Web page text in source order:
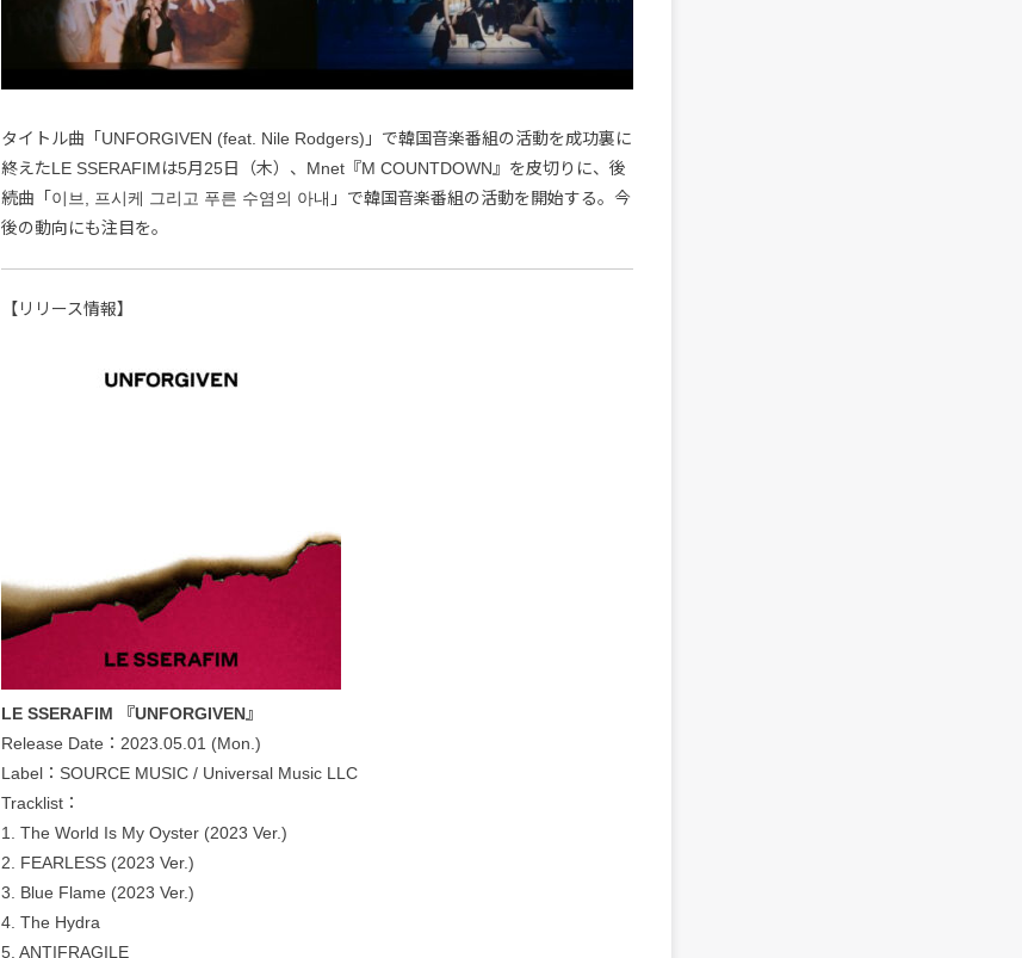
タイトル曲「UNFORGIVEN (feat. Nile Rodgers)」で韓国音楽番組の活動を成功裏に
終えたLE SSERAFIMは5月25日（木）、Mnet『M COUNTDOWN』を皮切りに、後
続曲「이브, 프시케 그리고 푸른 수염의 아내」で韓国音楽番組の活動を開始する。今
後の動向にも注目を。
【リリース情報】
LE SSERAFIM 『UNFORGIVEN』
Release Date：2023.05.01 (Mon.)
Label：SOURCE MUSIC / Universal Music LLC
Tracklist：
1. The World Is My Oyster (2023 Ver.)
2. FEARLESS (2023 Ver.)
3. Blue Flame (2023 Ver.)
4. The Hydra
5. ANTIFRAGILE